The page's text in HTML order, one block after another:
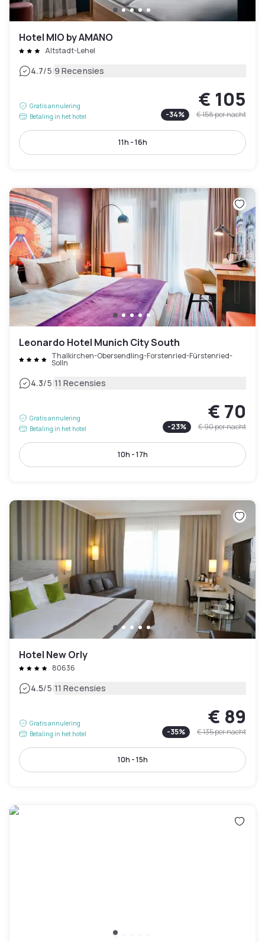
Hotel MIO by AMANO
Altstadt-Lehel
4.7/5|9 Recensies
Gratis annulering
Betaling in het hotel
€ 105
-34% € 158per nacht
11h - 16h
Leonardo Hotel Munich City South
Thalkirchen-Obersendling-Forstenried-Fürstenried-
Solln
4.3/5|11 Recensies
Gratis annulering
Betaling in het hotel
€ 70
-23% € 90per nacht
10h - 17h
Hotel New Orly
80636
4.5/5|11 Recensies
Gratis annulering
Betaling in het hotel
€ 89
-35% € 135per nacht
10h - 15h